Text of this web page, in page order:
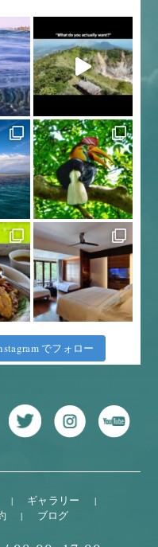
でフォロー
ギャラリー
ブログ